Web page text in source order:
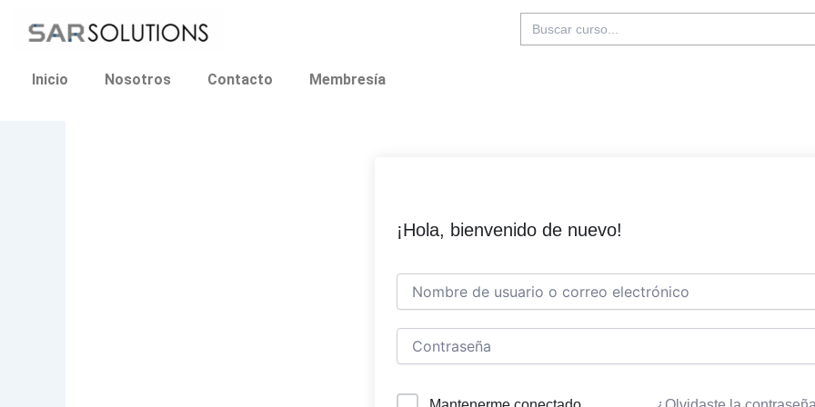
Buscar:
Inicio Nosotros Contacto Membresía
¡Hola, bienvenido de nuevo!